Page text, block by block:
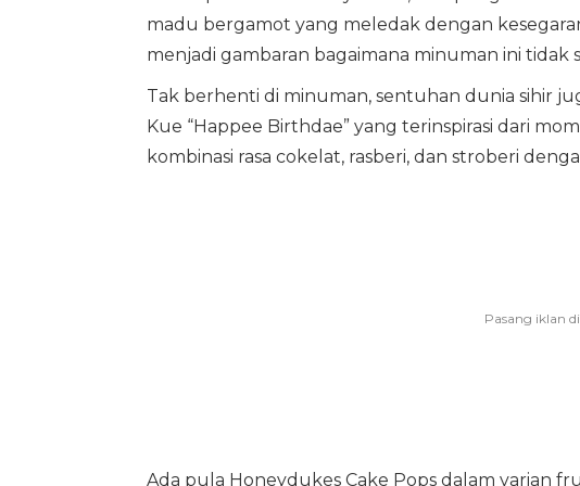
madu bergamot yang meledak dengan
menjadi gambaran bagaimana minuman ini tidak
Tak berhenti di minuman, sentuhan dunia sihir
Kue “Happee Birthdae” yang terinspirasi dari
kombinasi rasa cokelat, rasberi, dan stroberi
Ada pula Honeydukes Cake Pops dalam varian